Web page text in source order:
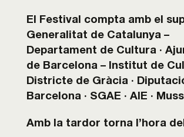
El Festival compta amb el
Generalitat de Catalunya –
Departament de Cultura ·
de Barcelona – Institut de
Districte de Gràcia ·
Barcelona · SGAE · AIE ·
Amb la tardor torna l’hora